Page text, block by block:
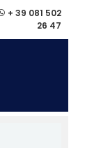
+ 39 081 502
26 47